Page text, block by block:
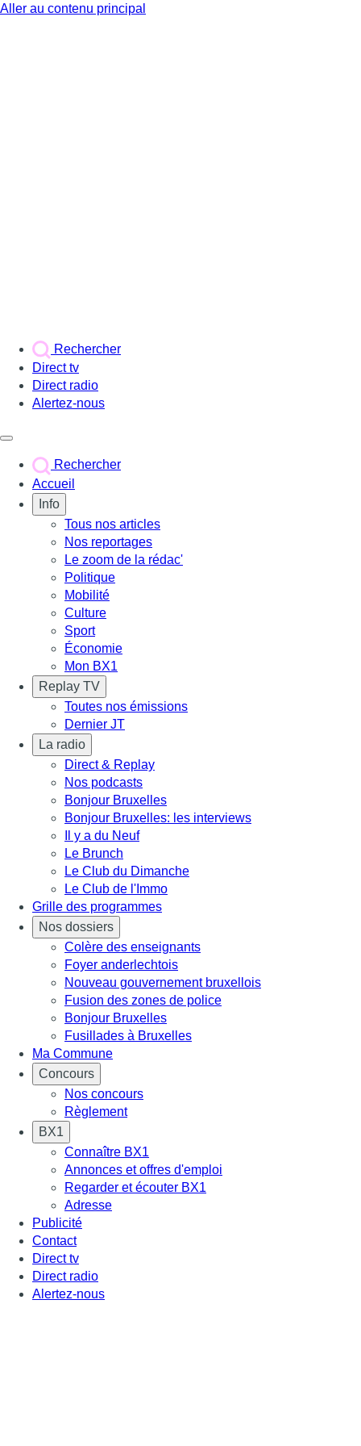
Aller au contenu principal
Rechercher
Direct tv
Direct radio
Alertez-nous
Rechercher
Accueil
Info
Tous nos articles
Nos reportages
Le zoom de la rédac'
Politique
Mobilité
Culture
Sport
Économie
Mon BX1
Replay TV
Toutes nos émissions
Dernier JT
La radio
Direct & Replay
Nos podcasts
Bonjour Bruxelles
Bonjour Bruxelles: les interviews
Il y a du Neuf
Le Brunch
Le Club du Dimanche
Le Club de l'Immo
Grille des programmes
Nos dossiers
Colère des enseignants
Foyer anderlechtois
Nouveau gouvernement bruxellois
Fusion des zones de police
Bonjour Bruxelles
Fusillades à Bruxelles
Ma Commune
Concours
Nos concours
Règlement
BX1
Connaître BX1
Annonces et offres d'emploi
Regarder et écouter BX1
Adresse
Publicité
Contact
Direct tv
Direct radio
Alertez-nous